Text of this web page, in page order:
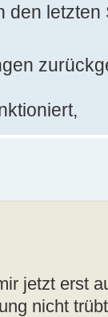
den letzten
jetzt erst
nicht